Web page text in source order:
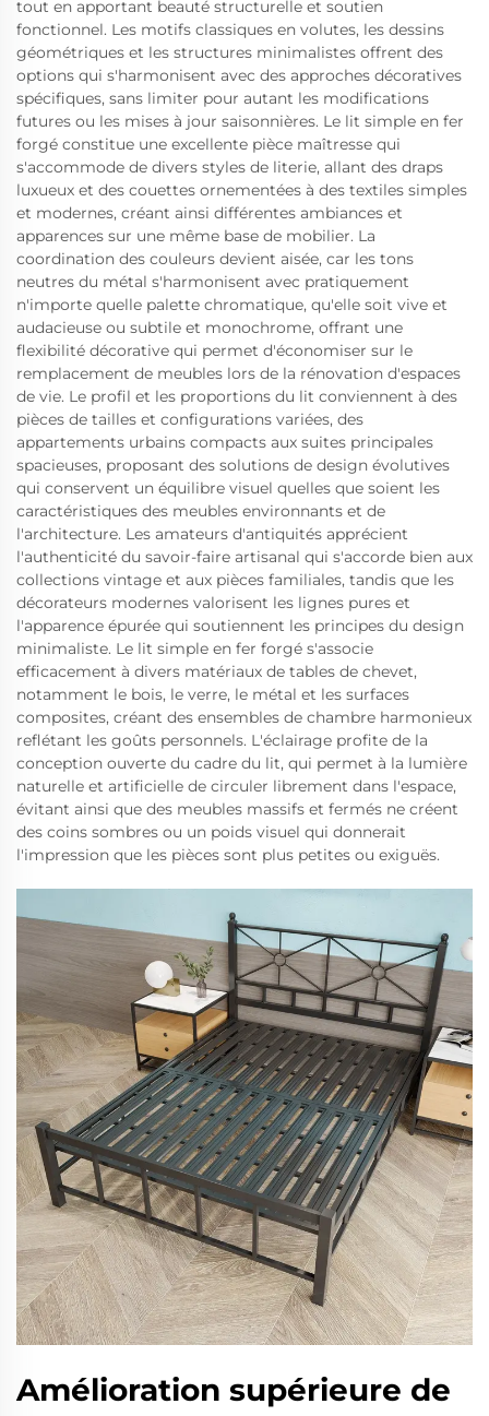
tout en apportant beauté structurelle et soutien
fonctionnel. Les motifs classiques en volutes, les dessins
géométriques et les structures minimalistes offrent des
options qui s'harmonisent avec des approches décoratives
spécifiques, sans limiter pour autant les modifications
futures ou les mises à jour saisonnières. Le lit simple en fer
forgé constitue une excellente pièce maîtresse qui
s'accommode de divers styles de literie, allant des draps
luxueux et des couettes ornementées à des textiles simples
et modernes, créant ainsi différentes ambiances et
apparences sur une même base de mobilier. La
coordination des couleurs devient aisée, car les tons
neutres du métal s'harmonisent avec pratiquement
n'importe quelle palette chromatique, qu'elle soit vive et
audacieuse ou subtile et monochrome, offrant une
flexibilité décorative qui permet d'économiser sur le
remplacement de meubles lors de la rénovation d'espaces
de vie. Le profil et les proportions du lit conviennent à des
pièces de tailles et configurations variées, des
appartements urbains compacts aux suites principales
spacieuses, proposant des solutions de design évolutives
qui conservent un équilibre visuel quelles que soient les
caractéristiques des meubles environnants et de
l'architecture. Les amateurs d'antiquités apprécient
l'authenticité du savoir-faire artisanal qui s'accorde bien aux
collections vintage et aux pièces familiales, tandis que les
décorateurs modernes valorisent les lignes pures et
l'apparence épurée qui soutiennent les principes du design
minimaliste. Le lit simple en fer forgé s'associe
efficacement à divers matériaux de tables de chevet,
notamment le bois, le verre, le métal et les surfaces
composites, créant des ensembles de chambre harmonieux
reflétant les goûts personnels. L'éclairage profite de la
conception ouverte du cadre du lit, qui permet à la lumière
naturelle et artificielle de circuler librement dans l'espace,
évitant ainsi que des meubles massifs et fermés ne créent
des coins sombres ou un poids visuel qui donnerait
l'impression que les pièces sont plus petites ou exiguës.
Amélioration supérieure de